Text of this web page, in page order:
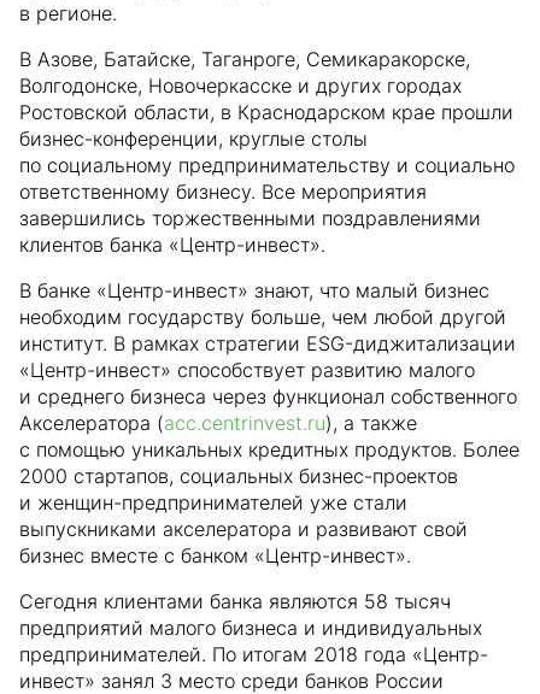
в регионе.
В Азове, Батайске, Таганроге, Семикаракорске,
Волгодонске, Новочеркасске и других городах
Ростовской области, в Краснодарском крае прошли
бизнес-конференции, круглые столы
по социальному предпринимательству и социально
ответственному бизнесу. Все мероприятия
завершились торжественными поздравлениями
клиентов банка «Центр-инвест».
В банке «Центр-инвест» знают, что малый бизнес
необходим государству больше, чем любой другой
институт. В рамках стратегии ESG-диджитализации
«Центр-инвест» способствует развитию малого
и среднего бизнеса через функционал собственного
Акселератора (acc.centrinvest.ru), а также
с помощью уникальных кредитных продуктов. Более
2000 стартапов, социальных бизнес-проектов
и женщин-предпринимателей уже стали
выпускниками акселератора и развивают свой
бизнес вместе с банком «Центр-инвест».
Сегодня клиентами банка являются 58 тысяч
предприятий малого бизнеса и индивидуальных
предпринимателей. По итогам 2018 года «Центр-
инвест» занял 3 место среди банков России